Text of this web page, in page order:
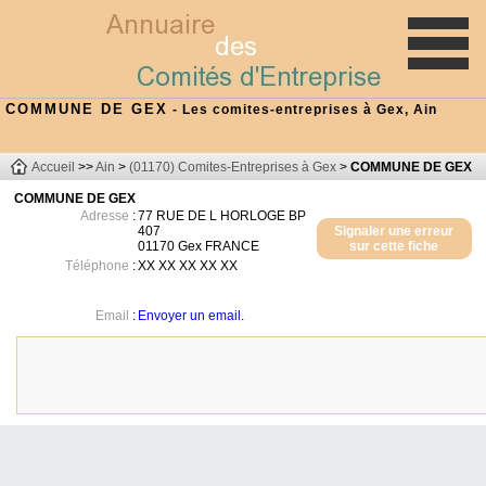
COMMUNE DE GEX - Les comites-entreprises à Gex, Ain
Accueil >>Ain > (01170) Comites-Entreprises à Gex > COMMUNE DE GEX
COMMUNE DE GEX
Signaler une erreur
sur cette fiche
Adresse :77 RUE DE L HORLOGE BP
407
01170 Gex FRANCE
Téléphone :XX XX XX XX XX
Email : Envoyer un email.